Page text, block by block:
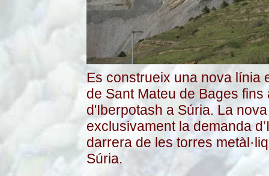
Es construeix una nova línia
de Sant Mateu de Bages
d'Iberpotash a Súria. La
exclusivament la demanda
darrera de les torres
Súria.